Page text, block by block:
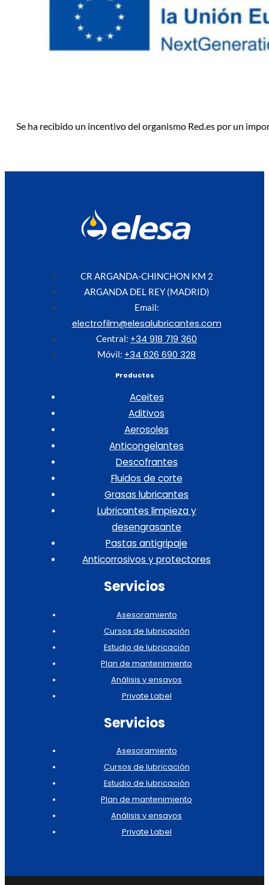
Se ha recibido un incentivo del organismo Red.es por un
CR ARGANDA-CHINCHON KM 2
ARGANDA DEL REY (MADRID)
Email:
electrofilm@elesalubricantes.com
Central: +34 918 719 360
Móvil: +34 626 690 328
Productos
Aceites
Aditivos
Aerosoles
Anticongelantes
Descofrantes
Fluidos de corte
Grasas lubricantes
Lubricantes limpieza y
desengrasante
Pastas antigripaje
Anticorrosivos y protectores
Servicios
Asesoramiento
Cursos de lubricación
Estudio de lubricación
Plan de mantenimiento
Análisis y ensayos
Private Label
Servicios
Asesoramiento
Cursos de lubricación
Estudio de lubricación
Plan de mantenimiento
Análisis y ensayos
Private Label